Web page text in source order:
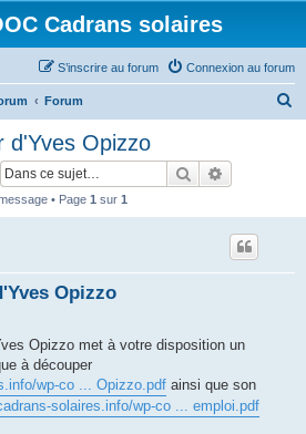
Cadrans solaires
Connexion au forum
S’inscrire au forum
Forum
d'Yves Opizzo
Rechercher
• Page 1 sur 1
Opizzo
Opizzo met à votre disposition un
à découper
wp-co ... Opizzo.pdf ainsi que son
solaires.info/wp-co ... emploi.pdf